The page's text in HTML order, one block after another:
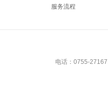
服务流程
电话：0755-